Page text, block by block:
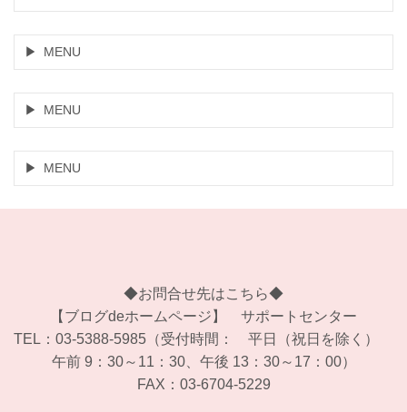
MENU
MENU
MENU
◆お問合せ先はこちら◆
【ブログdeホームページ】 サポートセンター
TEL：03-5388-5985（受付時間： 平日（祝日を除く）
午前 9：30～11：30、午後 13：30～17：00）
FAX：03-6704-5229